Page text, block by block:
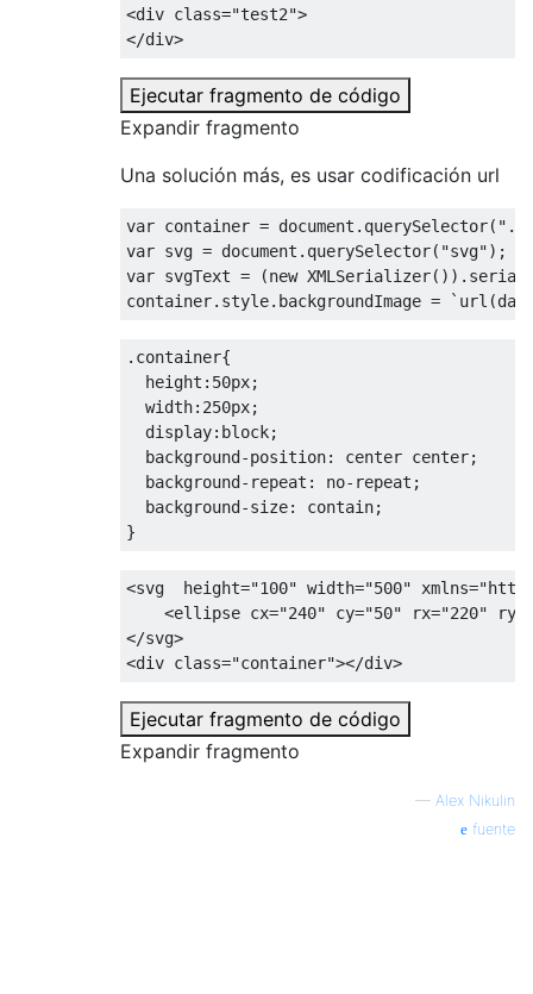
<div class="test2">
</div>
Ejecutar fragmento de código
Expandir fragmento
Una solución más, es usar codificación url
var container = document . querySelector(
var svg = document . querySelector( "svg");
var svgText = (new XMLSerializer()).
container. style. backgroundImage = ` url (
. container{
height : 50px;
width: 250px;
display: block;
background-position: center center;
background-repeat : no-repeat ;
background-size: contain;
}
<svg height="100" width="500" xmlns=
<ellipse cx="240" cy="50" rx="220" ry
</svg>
<div class="container"></div>
Ejecutar fragmento de código
Expandir fragmento
— Alex Nikulin
fuente